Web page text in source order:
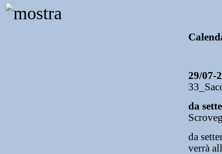
29/07-
da
da
verrà